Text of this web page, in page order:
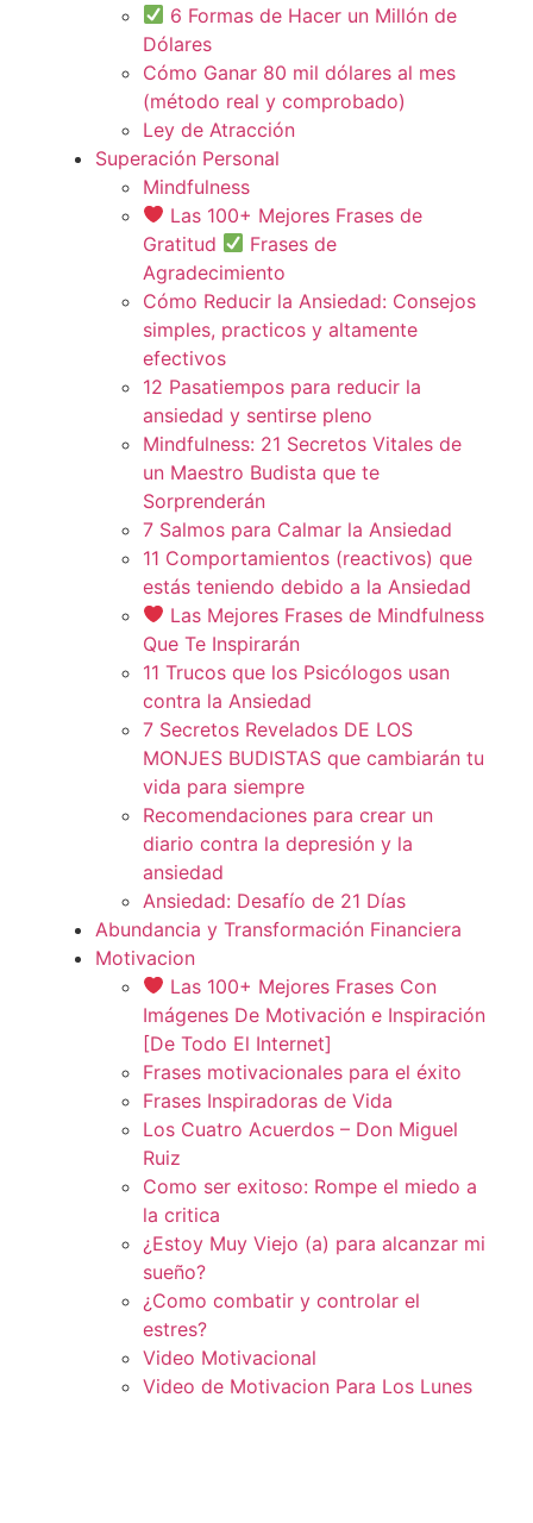
6 Formas de Hacer un Millón de
Dólares
Cómo Ganar 80 mil dólares al mes
(método real y comprobado)
Ley de Atracción
Superación Personal
Mindfulness
Las 100+ Mejores Frases de
Gratitud
Frases de
Agradecimiento
Cómo Reducir la Ansiedad: Consejos
simples, practicos y altamente
efectivos
12 Pasatiempos para reducir la
ansiedad y sentirse pleno
Mindfulness: 21 Secretos Vitales de
un Maestro Budista que te
Sorprenderán
7 Salmos para Calmar la Ansiedad
11 Comportamientos (reactivos) que
estás teniendo debido a la Ansiedad
Las Mejores Frases de Mindfulness
Que Te Inspirarán
11 Trucos que los Psicólogos usan
contra la Ansiedad
7 Secretos Revelados DE LOS
MONJES BUDISTAS que cambiarán tu
vida para siempre
Recomendaciones para crear un
diario contra la depresión y la
ansiedad
Ansiedad: Desafío de 21 Días
Abundancia y Transformación Financiera
Motivacion
Las 100+ Mejores Frases Con
Imágenes De Motivación e Inspiración
[De Todo El Internet]
Frases motivacionales para el éxito
Frases Inspiradoras de Vida
Los Cuatro Acuerdos – Don Miguel
Ruiz
Como ser exitoso: Rompe el miedo a
la critica
¿Estoy Muy Viejo (a) para alcanzar mi
sueño?
¿Como combatir y controlar el
estres?
Video Motivacional
Video de Motivacion Para Los Lunes